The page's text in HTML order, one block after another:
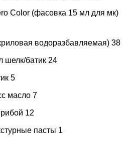
Color (фасовка 15 мл для мк)
водоразбавляемая) 38
шелк/батик 24
5
масло 7
12
пасты 1